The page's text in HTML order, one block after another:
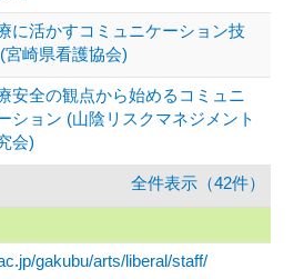
に活かすコミュニケーション技
宮崎県看護協会)
安全の観点から始めるコミュニ
ション (山陰リスクマネジメント
会)
全件表示（42件）
gakubu/arts/liberal/staff/